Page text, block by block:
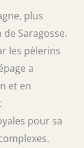
plus
Saragosse.
les pèlerins
a
et en
pour sa